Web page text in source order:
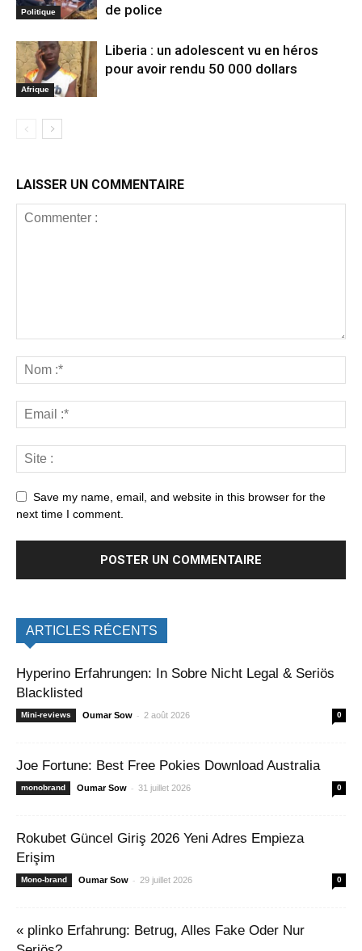
Politique
de police
Afrique
Liberia : un adolescent vu en héros
pour avoir rendu 50 000 dollars
LAISSER UN COMMENTAIRE
Save my name, email, and website in this browser for the
next time I comment.
ARTICLES RÉCENTS
Hyperino Erfahrungen: In Sobre Nicht Legal & Seriös
Blacklisted
Mini-reviews Oumar Sow - 2 août 2026 0
Joe Fortune: Best Free Pokies Download Australia
monobrand Oumar Sow - 31 juillet 2026 0
Rokubet Güncel Giriş 2026 Yeni Adres Empieza
Erişim
Mono-brand Oumar Sow - 29 juillet 2026 0
« plinko Erfahrung: Betrug, Alles Fake Oder Nur